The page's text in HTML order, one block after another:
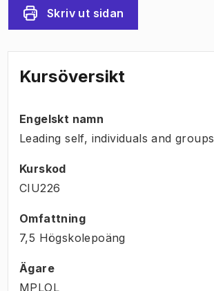
Skriv ut sidan
Kursöversikt
Engelskt namn
Leading self, individuals and groups
Kurskod
CIU226
Omfattning
7,5 Högskolepoäng
Ägare
MPLOL